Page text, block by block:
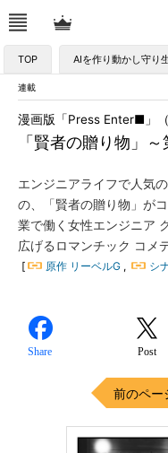
TOP AIを作り動かし守り
連載
「賢者の贈り物」
漫画版「Press Enter■」（
エンジニアライフで人気
の、「賢者の贈り物」が
業で働く女性エンジニア
広げるロマンチック コメ
[ 原作 リーベルG , シ
Share Post
前のペー